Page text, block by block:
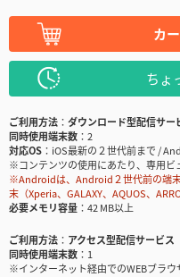
カ
ちょ
ご利用方法
ダウンロード型配信サー
同時使用端末数
2
対応OS
iOS最新の２世代前まで /
※コンテンツの使用にあたり、専用
※Androidは、Android２世代前の端
末（Xperia、GALAXY、AQUOS、
必要メモリ容量
42 MB以上
ご利用方法
アクセス型配信サービス
同時使用端末数
1
※インターネット経由でのWEBブラウ